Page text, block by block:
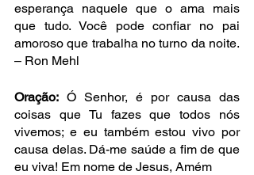
esperança naquele que o ama mais
que tudo. Você pode confiar no pai
amoroso que trabalha no turno da noite.
– Ron Mehl
Oração: Ó Senhor, é por causa das
coisas que Tu fazes que todos nós
vivemos; e eu também estou vivo por
causa delas. Dá-me saúde a fim de que
eu viva! Em nome de Jesus, Amém